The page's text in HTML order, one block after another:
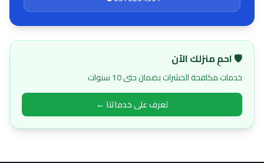
🛡️ احمِ منزلك الآن
خدمات مكافحة الحشرات بضمان حتى 10 سنوات
تعرف على خدماتنا ←